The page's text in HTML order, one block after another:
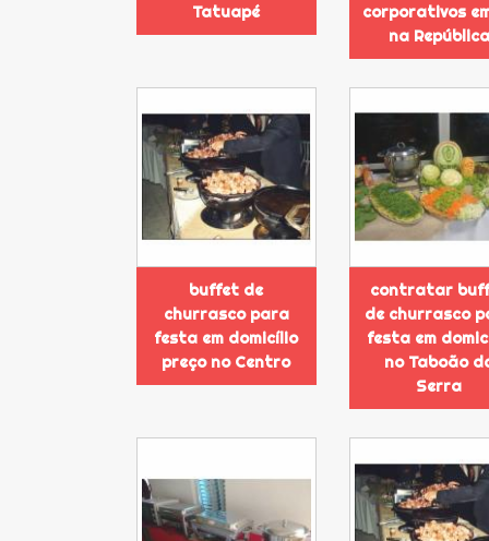
Tatuapé
corporativos
na República
buffet de
churrasco para
festa em domicílio
preço no Centro
contratar
de churrasco
festa em
no Taboão
Serra